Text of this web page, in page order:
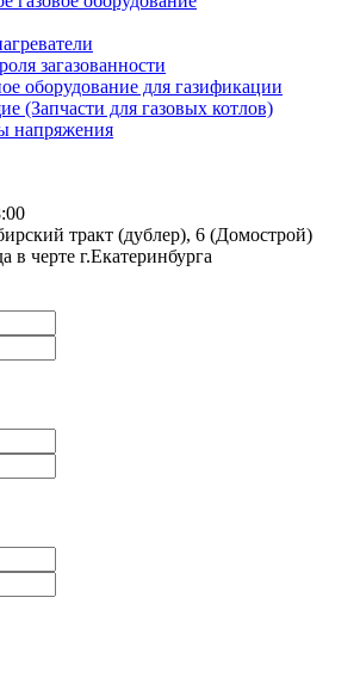
загазованности
оборудование для газификации
(Запчасти для газовых котлов)
напряжения
тракт (дублер), 6 (Домострой)
в черте г.Екатеринбурга